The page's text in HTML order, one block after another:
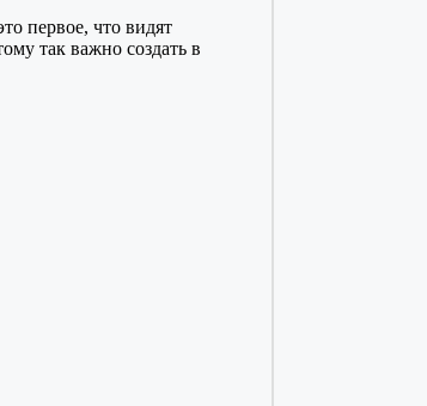
первое, что видят
так важно создать в